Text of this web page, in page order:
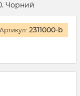
Чорний
Артикул: 2311000-b